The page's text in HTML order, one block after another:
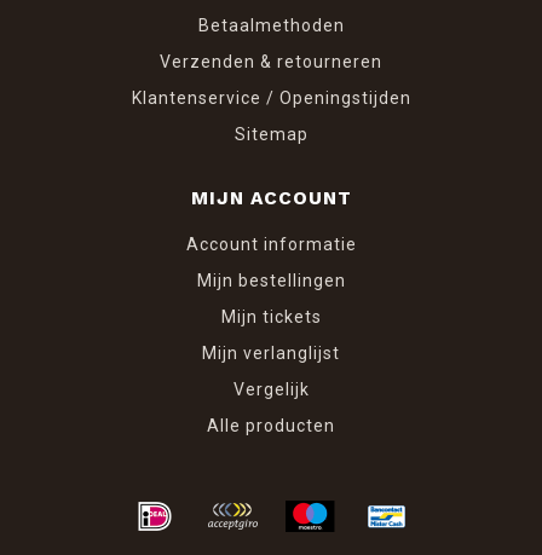
Betaalmethoden
Verzenden & retourneren
Klantenservice / Openingstijden
Sitemap
MIJN ACCOUNT
Account informatie
Mijn bestellingen
Mijn tickets
Mijn verlanglijst
Vergelijk
Alle producten